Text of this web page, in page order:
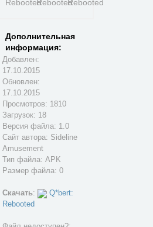
Дополнительная
информация:
Добавлен:
17.10.2015
Обновлен:
17.10.2015
Просмотров: 1810
Загрузок: 18
Версия файла: 1.0
Сайт автора: Sideline
Amusement
Тип файла: APK
Размер файла: 0
Скачать:
Q*bert:
Rebooted